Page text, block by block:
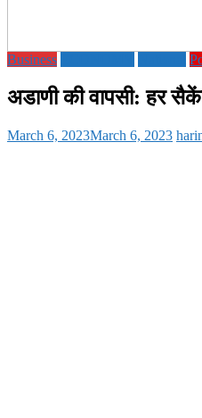
Business
अडाणी की वापसी: हर
March 6, 2023March 6, 2023